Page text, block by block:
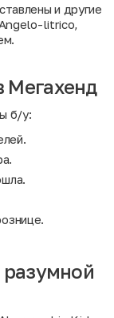
и другие
Angelo-litrico
Мегахенд
б/у:
разумной